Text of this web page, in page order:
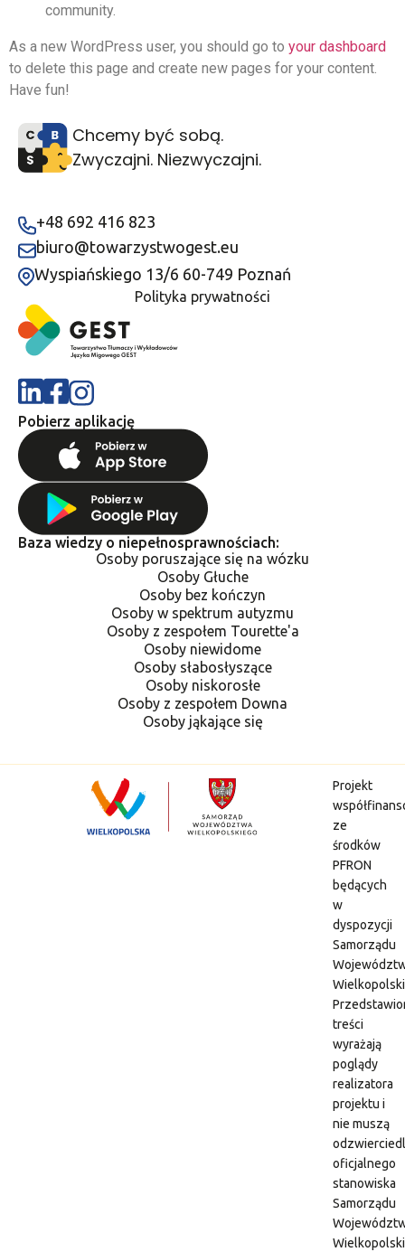
community.
As a new WordPress user, you should go to your dashboard
to delete this page and create new pages for your content.
Have fun!
Chcemy być sobą.
Zwyczajni. Niezwyczajni.
+48 692 416 823
biuro@towarzystwogest.eu
Wyspiańskiego 13/6 60-749 Poznań
Polityka prywatności
Pobierz aplikację
Baza wiedzy o niepełnosprawnościach:
Osoby poruszające się na wózku
Osoby Głuche
Osoby bez kończyn
Osoby w spektrum autyzmu
Osoby z zespołem Tourette'a
Osoby niewidome
Osoby słabosłyszące
Osoby niskorosłe
Osoby z zespołem Downa
Osoby jąkające się
Projekt
ze
środków
PFRON
będących
w
dyspozycji
Samorządu
treści
wyrażają
poglądy
realizatora
projektu i
nie muszą
oficjalnego
stanowiska
Samorządu